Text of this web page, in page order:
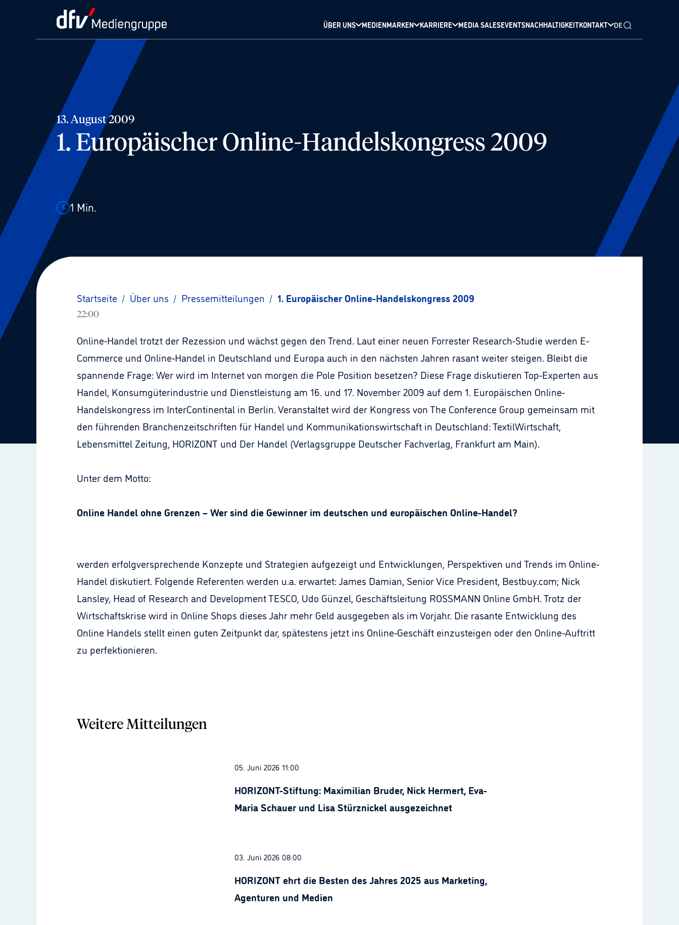
ÜBER UNS MEDIENMARKEN KARRIERE MEDIA SALESEVENTSNACHHALTIGKEITKONTAKT DE
13. August 2009
1. Europäischer Online-Handelskongress 2009
1 Min.
Startseite / Über uns / Pressemitteilungen / 1. Europäischer Online-Handelskongress 2009
22:00
Online-Handel trotzt der Rezession und wächst gegen den Trend. Laut einer neuen Forrester Research-Studie werden E-
Commerce und Online-Handel in Deutschland und Europa auch in den nächsten Jahren rasant weiter steigen. Bleibt die
spannende Frage: Wer wird im Internet von morgen die Pole Position besetzen? Diese Frage diskutieren Top-Experten aus
Handel, Konsumgüterindustrie und Dienstleistung am 16. und 17. November 2009 auf dem 1. Europäischen Online-
Handelskongress im InterContinental in Berlin. Veranstaltet wird der Kongress von The Conference Group gemeinsam mit
den führenden Branchenzeitschriften für Handel und Kommunikationswirtschaft in Deutschland: TextilWirtschaft,
Lebensmittel Zeitung, HORIZONT und Der Handel (Verlagsgruppe Deutscher Fachverlag, Frankfurt am Main).
Unter dem Motto:
Online Handel ohne Grenzen – Wer sind die Gewinner im deutschen und europäischen Online-Handel?
werden erfolgversprechende Konzepte und Strategien aufgezeigt und Entwicklungen, Perspektiven und Trends im Online-
Handel diskutiert. Folgende Referenten werden u.a. erwartet: James Damian, Senior Vice President, Bestbuy.com; Nick
Lansley, Head of Research and Development TESCO, Udo Günzel, Geschäftsleitung ROSSMANN Online GmbH. Trotz der
Wirtschaftskrise wird in Online Shops dieses Jahr mehr Geld ausgegeben als im Vorjahr. Die rasante Entwicklung des
Online Handels stellt einen guten Zeitpunkt dar, spätestens jetzt ins Online-Geschäft einzusteigen oder den Online-Auftritt
zu perfektionieren.
Weitere Mitteilungen
05. Juni 2026 11:00
HORIZONT-Stiftung: Maximilian Bruder, Nick Hermert, Eva-
Maria Schauer und Lisa Stürznickel ausgezeichnet
03. Juni 2026 08:00
HORIZONT ehrt die Besten des Jahres 2025 aus Marketing,
Agenturen und Medien